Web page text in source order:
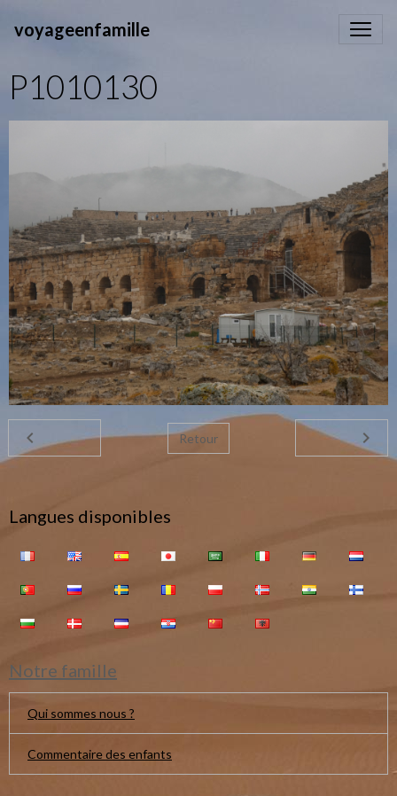
voyageenfamille
P1010130
Retour
Langues disponibles
Notre famille
Qui sommes nous ?
Commentaire des enfants